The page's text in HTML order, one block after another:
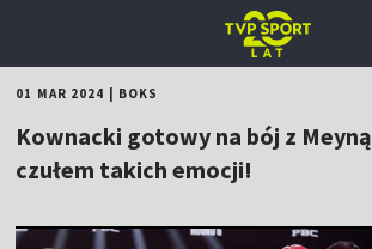
01 MAR 2024 BOKS
Kownacki gotowy na bój z
czułem takich emocji!